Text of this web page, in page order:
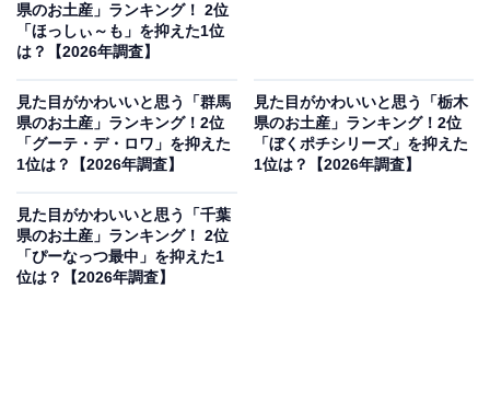
県のお土産」ランキング！ 2位
「ほっしぃ～も」を抑えた1位
は？【2026年調査】
見た目がかわいいと思う「群馬
県のお土産」ランキング！2位
「グーテ・デ・ロワ」を抑えた
1位は？【2026年調査】
見た目がかわいいと思う「栃木
県のお土産」ランキング！2位
「ぼくポチシリーズ」を抑えた
1位は？【2026年調査】
見た目がかわいいと思う「千葉
県のお土産」ランキング！ 2位
「ぴーなっつ最中」を抑えた1
位は？【2026年調査】